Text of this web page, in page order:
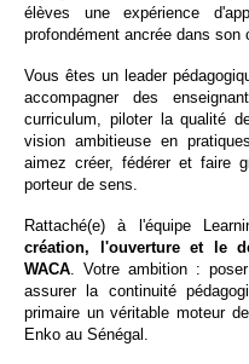
élèves une expérience
profondément ancrée dans son
Vous êtes un leader
accompagner des
curriculum, piloter la qualité
vision ambitieuse en
aimez créer, fédérer et faire
porteur de sens.
Rattaché(e) à l'équipe
création, l'ouverture et le
WACA. Votre ambition :
assurer la continuité
primaire un véritable moteur
Enko au Sénégal.